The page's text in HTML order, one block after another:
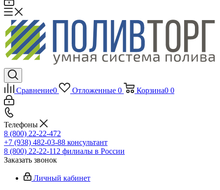
Сравнение0 Отложенные 0 Корзина0 0
Телефоны
8 (800) 22-22-472
+7 (938) 482-03-88 консультант
8 (800) 22-22-112 филиалы в России
Заказать звонок
Личный кабинет